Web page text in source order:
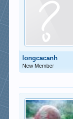
longcacanh
New Member